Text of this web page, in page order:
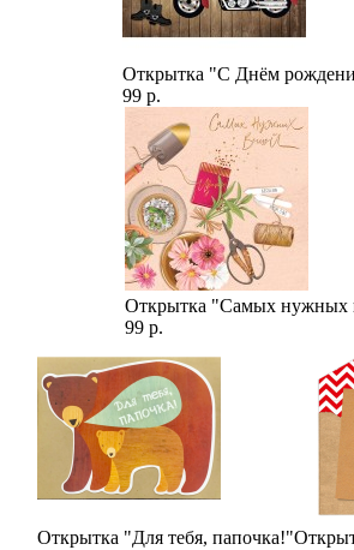
Открытка "С Днём
99 р.
Открытка "Самых нужных
99 р.
Открытка "Для тебя, папочка!"